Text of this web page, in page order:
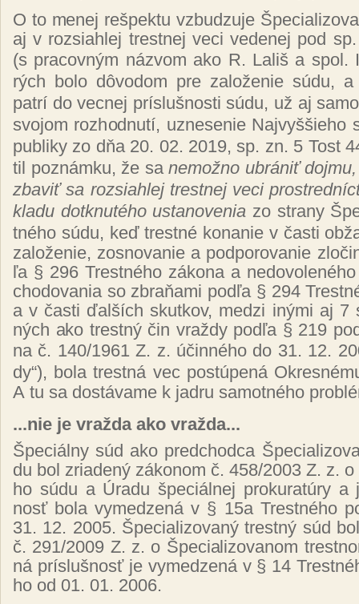
O to me­nej reš­pek­tu vzbu­dzu­je
aj v roz­sia­hlej tres­tnej ve­ci ve­de­nej pod
(s pra­cov­ným náz­vom ako R. La­liš a spol.
rých bo­lo dô­vo­dom pre za­lo­že­nie sú­du, a
pat­rí do vec­nej prís­luš­nos­ti sú­du, už aj
svo­jom roz­hod­nu­tí, uz­ne­se­nie Naj­vyš­šie­ho
pub­li­ky zo dňa 20. 02. 2019, sp. zn. 5 Tost
til poz­nám­ku, že sane­mož­no ub­rá­niť
zba­viť sa roz­sia­hlej tres­tnej ve­ci
kla­du dot­knu­té­ho us­ta­no­ve­nia zo stra­ny
tné­ho sú­du, keď tres­tné ko­na­nie v čas­ti
za­lo­že­nie, zos­no­va­nie a pod­po­ro­va­nie
ľa § 296 Tres­tné­ho zá­ko­na a
cho­do­va­nia so zbra­ňa­mi pod­ľa § 294
a v čas­ti ďal­ších skut­kov, me­dzi iný­mi aj 7
ných ako trest­ný čin vraž­dy pod­ľa § 219
na č. 140/1961 Z. z. účin­né­ho do 31. 12.
dy“), bo­la tres­tná vec pos­tú­pe­ná
A tu sa dos­tá­va­me k jad­ru sa­mot­né­ho
...nie je vraž­da ako vraž­da...
Špe­ciál­ny súd ako pred­chod­ca
du bol zria­de­ný zá­ko­nom č. 458/2003 Z. z. o
ho sú­du a Úra­du špe­ciál­nej pro­ku­ra­tú­ry
nosť bo­la vy­me­dze­ná v § 15a Tres­tné­ho
31. 12. 2005. Špe­cia­li­zo­va­ný trest­ný súd
č. 291/2009 Z. z. o Špe­cia­li­zo­va­nom
ná prís­luš­nosť je vy­me­dze­ná v § 14
ho od 01. 01. 2006.